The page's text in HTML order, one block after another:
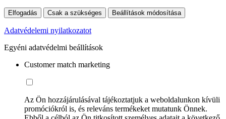
Elfogadás Csak a szükséges Beállítások módosítása
Adatvédelemi nyilatkozatot
Egyéni adatvédelmi beállítások
Customer match marketing
Az Ön hozzájárulásával tájékoztatjuk a weboldalunkon kívüli
promóciókról is, és releváns termékeket mutatunk Önnek.